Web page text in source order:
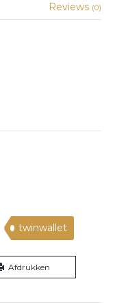
Reviews (0)
twinwallet
Afdrukken